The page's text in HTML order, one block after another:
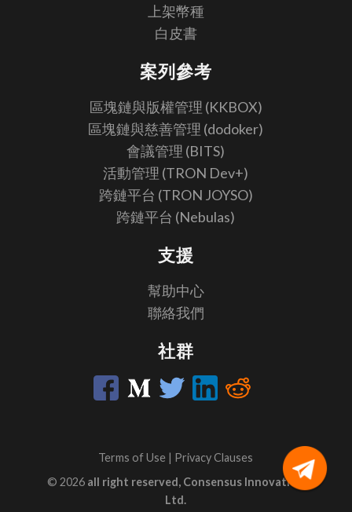
上架幣種
白皮書
案列參考
區塊鏈與版權管理 (KKBOX)
區塊鏈與慈善管理 (dodoker)
會議管理 (BITS)
活動管理 (TRON Dev+)
跨鏈平台 (TRON JOYSO)
跨鏈平台 (Nebulas)
支援
幫助中心
聯絡我們
社群
Terms of Use | Privacy Clauses
© 2026 all right reserved, Consensus Innovation
Ltd.